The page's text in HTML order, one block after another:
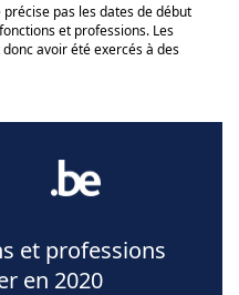
pas les dates de début
et professions. Les
avoir été exercés à des
et professions
en 2020